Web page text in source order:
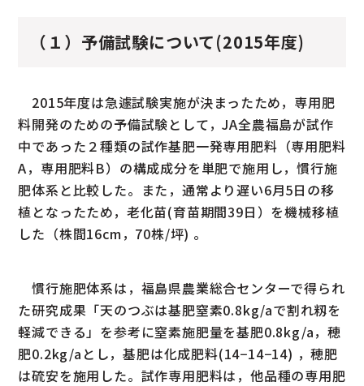
（１）予備試験について(2015年度)
2015年度は急遽試験実施が決まったため，専用肥
料開発のための予備試験として，JA全農福島が試作
中であった２種類の試作基肥一発専用肥料（専用肥料
A，専用肥料B）の構成成分を単肥で施用し，慣行施
肥体系と比較した。また，通常より遅い6月5日の移
植となったため，老化苗(育苗期間39日）を機械移植
した（株間16cm，70株/坪) 。
慣行施肥体系は，福島県農業総合センターで得られ
た研究成果「天のつぶは基肥窒素0.8kg/aで割れ籾を
軽減できる」を参考に窒素施肥量を基肥0.8kg/a，穂
肥0.2kg/aとし，基肥は化成肥料(14−14−14) ，穂肥
は硫安を施用した。試作専用肥料は，他品種の専用肥